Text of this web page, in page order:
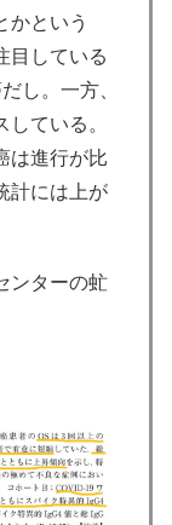
かという
目している
し。一方、
ている。
は進行が比
計には上が
ンターの虻